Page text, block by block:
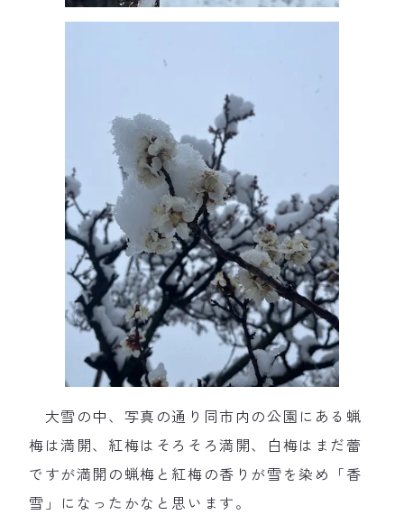
大雪の中、写真の通り同市内の公園にある蝋
梅は満開、紅梅はそろそろ満開、白梅はまだ蕾
ですが満開の蝋梅と紅梅の香りが雪を染め「香
雪」になったかなと思います。